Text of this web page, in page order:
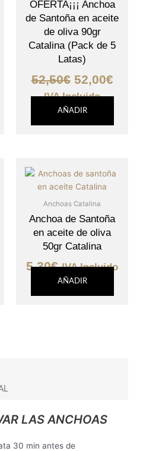
OFERTA¡¡¡ Anchoa
de Santoña en aceite
de oliva 90gr
Catalina (Pack de 5
Latas)
52,50€ 52,00€
IVA Incluido
AÑADIR
Anchoas Catalina
Anchoa de Santoña
en aceite de oliva
50gr Catalina
5,30€ IVA Incluido
AÑADIR
LAS ANCHOAS
30 min antes de